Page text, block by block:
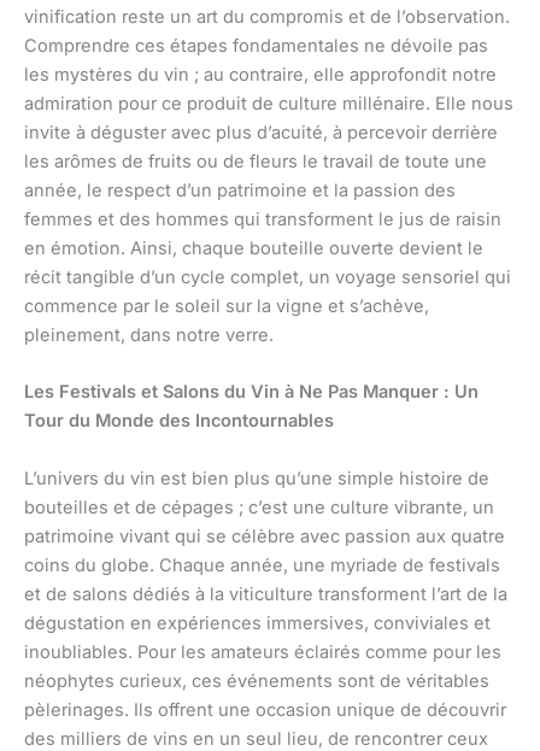
vinification reste un art du compromis et de l’observation.
Comprendre ces étapes fondamentales ne dévoile pas
les mystères du vin ; au contraire, elle approfondit notre
admiration pour ce produit de culture millénaire. Elle nous
invite à déguster avec plus d’acuité, à percevoir derrière
les arômes de fruits ou de fleurs le travail de toute une
année, le respect d’un patrimoine et la passion des
femmes et des hommes qui transforment le jus de raisin
en émotion. Ainsi, chaque bouteille ouverte devient le
récit tangible d’un cycle complet, un voyage sensoriel qui
commence par le soleil sur la vigne et s’achève,
pleinement, dans notre verre.
Les Festivals et Salons du Vin à Ne Pas Manquer : Un
Tour du Monde des Incontournables
L’univers du vin est bien plus qu’une simple histoire de
bouteilles et de cépages ; c’est une culture vibrante, un
patrimoine vivant qui se célèbre avec passion aux quatre
coins du globe. Chaque année, une myriade de festivals
et de salons dédiés à la viticulture transforment l’art de la
dégustation en expériences immersives, conviviales et
inoubliables. Pour les amateurs éclairés comme pour les
néophytes curieux, ces événements sont de véritables
pèlerinages. Ils offrent une occasion unique de découvrir
des milliers de vins en un seul lieu, de rencontrer ceux